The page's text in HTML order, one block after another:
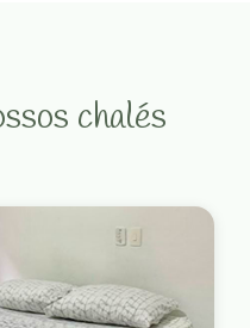
chalés